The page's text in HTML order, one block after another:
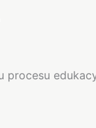
procesu